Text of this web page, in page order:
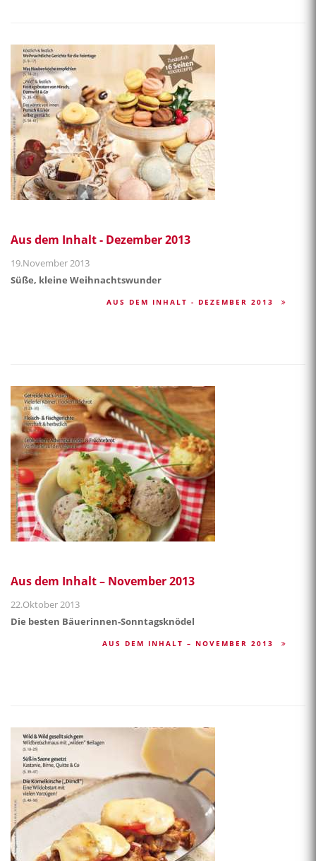
Aus dem Inhalt - Dezember 2013
19.November 2013
Süße, kleine Weihnachtswunder
AUS DEM INHALT - DEZEMBER 2013
Aus dem Inhalt – November 2013
22.Oktober 2013
Die besten Bäuerinnen-Sonntagsknödel
AUS DEM INHALT – NOVEMBER 2013